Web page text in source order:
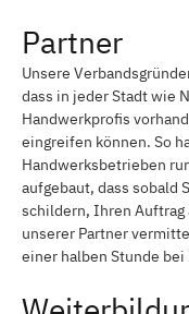
Partner
Unsere
dass in jeder Stadt wie
Handwerkprofis
eingreifen können. So
Handwerksbetrieben
aufgebaut, dass sobald
schildern, Ihren Auftrag
unserer Partner
einer halben Stunde